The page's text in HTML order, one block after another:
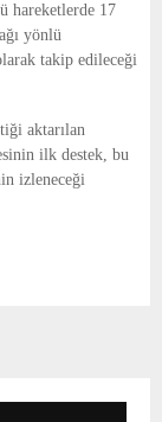
hareketlerde 17
yönlü
takip edileceği
aktarılan
ilk destek, bu
izleneceği